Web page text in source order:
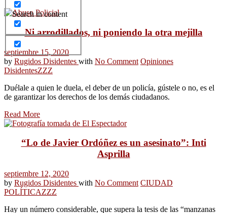
Search in content
Ni arrodillados, ni poniendo la otra mejilla
septiembre 15, 2020
by Rugidos Disidentes with No Comment Opiniones
DisidentesZZZ
Duélale a quien le duela, el deber de un policía, gústele o no, es el
de garantizar los derechos de los demás ciudadanos.
Read More
“Lo de Javier Ordóñez es un asesinato”: Inti
Asprilla
septiembre 12, 2020
by Rugidos Disidentes with No Comment CIUDAD
POLÍTICAZZZ
Hay un número considerable, que supera la tesis de las “manzanas